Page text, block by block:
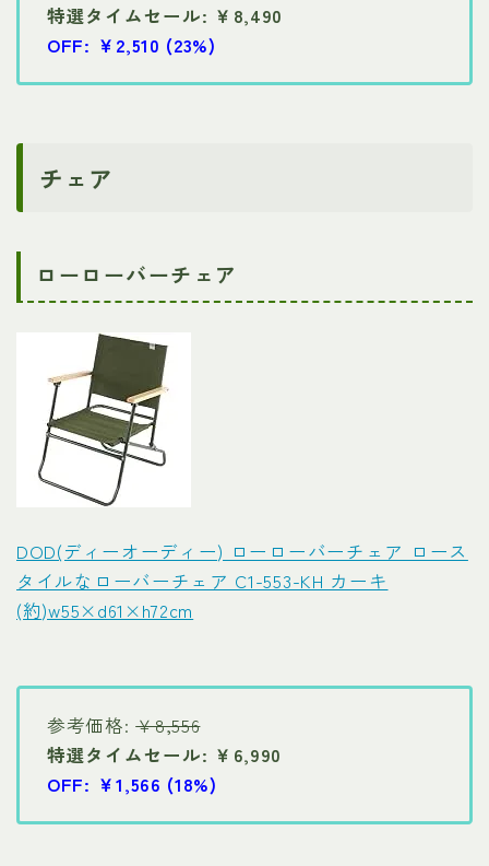
特選タイムセール: ￥8,490
OFF: ￥2,510 (23%)
チェア
ローローバーチェア
DOD(ディーオーディー) ローローバーチェア ロース
タイルなローバーチェア C1-553-KH カーキ
(約)w55×d61×h72cm
参考価格:￥8,556
特選タイムセール: ￥6,990
OFF: ￥1,566 (18%)